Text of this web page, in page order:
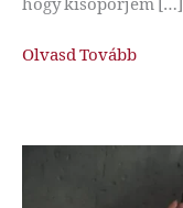
Hurrikán
Olvasd Tovább